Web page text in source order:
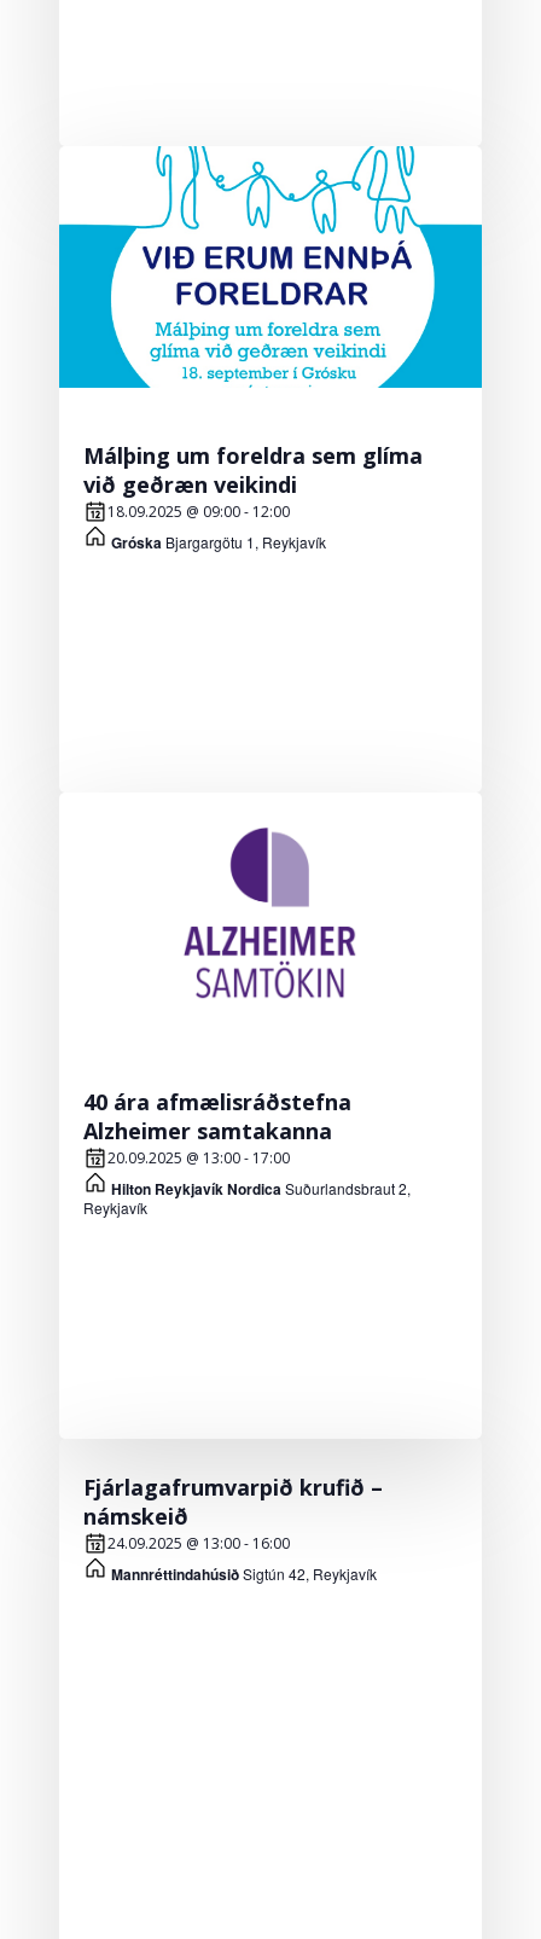
Málþing um foreldra sem glíma
við geðræn veikindi
18.09.2025 @ 09:00- 12:00
Gróska Bjargargötu 1, Reykjavík
40 ára afmælisráðstefna
Alzheimer samtakanna
20.09.2025 @ 13:00- 17:00
Hilton Reykjavík NordicaSuðurlandsbraut 2,
Reykjavík
Fjárlagafrumvarpið krufið –
námskeið
24.09.2025 @ 13:00- 16:00
MannréttindahúsiðSigtún 42, Reykjavík